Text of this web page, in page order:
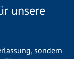
unsere
sondern